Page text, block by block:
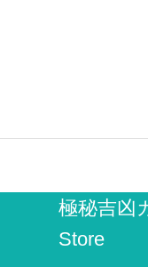
極秘吉凶
Store